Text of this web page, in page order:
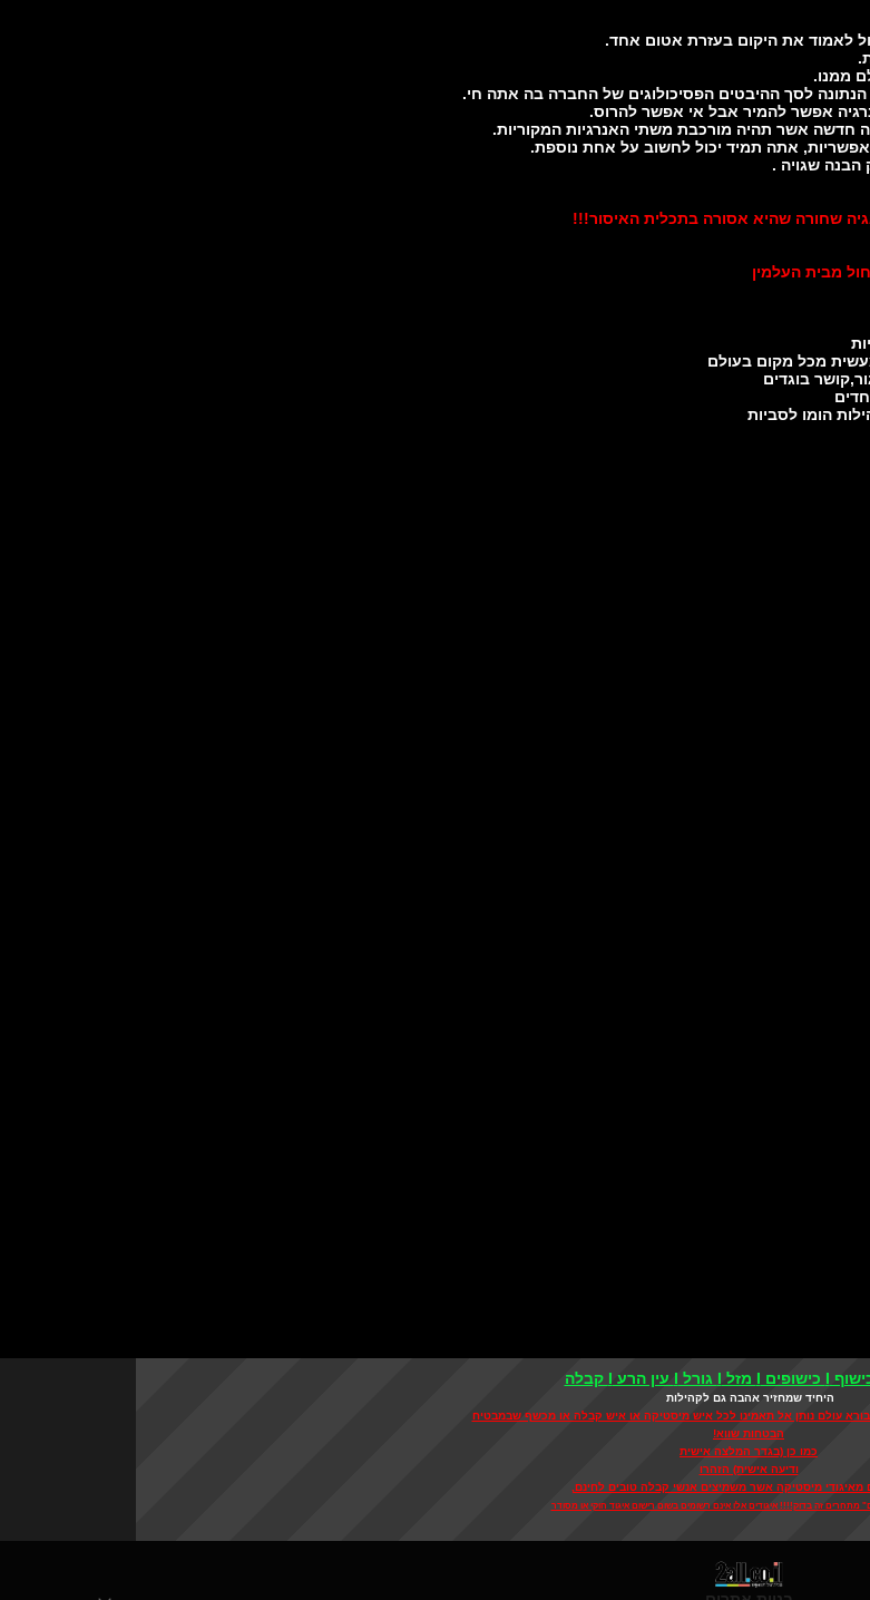
שחורה שהיא אסורה בתכלית האיסור!!!
מבית העלמין
מכל מקום בעולם
בוגדים
הומו לסביות
היחיד שמחזיר אהבה גם לקהילות
הבטחות שווא!
כמו כן (בגדר המלצה אישית
ודיעה אישית) הזהרו
מאיגודי מיסטיקה אשר משמיצים אנשי קבלה טובים לחינם,
מתחרים זה בדוק!!!! איגודים אלו אינם רשומים בשום רישום איגוד חוקי או מסודר